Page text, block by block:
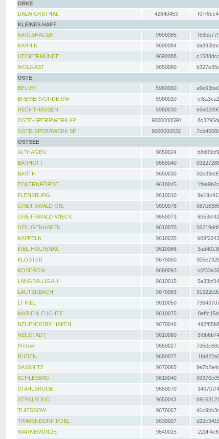
ORKE
DALWIGKSTHAL
42840453
KLEINES HAFF
KARLSHAGEN
9690085
KARNIN
9690084
UECKERMÜNDE
9690088
WOLGAST
9650080
OSTE
BELUM
5980060
BREMERVÖRDE UW
5980010
HECHTHAUSEN
5980030
OSTE-SPERRWERK AP
9000000590
OSTE-SPERRWERK BP
9000000532
OSTSEE
ALTHAGEN
9650024
BARHÖFT
9650040
BARTH
9650030
ECKERNFÖRDE
9610045
FLENSBURG
9610010
GREIFSWALD OIE
9690078
GREIFSWALD-WIECK
9650073
HEILIGENHAFEN
9610070
KAPPELN
9610035
KIEL-HOLTENAU
9610066
KLOSTER
9670050
KOSEROW
9690093
LANGBALLIGAU
9610015
LAUTERBACH
9670063
LT KIEL
9610050
MARIENLEUCHTE
9610075
NEUENDORF HAFEN
9670046
NEUSTADT
9610080
Prerow
9650027
RUDEN
9690077
SASSNITZ
9670065
SCHLESWIG
9610040
STAHLBRODE
9650070
STRALSUND
9650043
THIESSOW
9670067
TIMMENDORF POEL
9630007
WARNEMÜNDE
9640015